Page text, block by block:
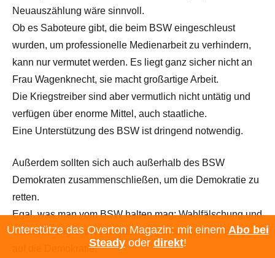
Neuauszählung wäre sinnvoll.
Ob es Saboteure gibt, die beim BSW eingeschleust
wurden, um professionelle Medienarbeit zu verhindern,
kann nur vermutet werden. Es liegt ganz sicher nicht an
Frau Wagenknecht, sie macht großartige Arbeit.
Die Kriegstreiber sind aber vermutlich nicht untätig und
verfügen über enorme Mittel, auch staatliche.
Eine Unterstützung des BSW ist dringend notwendig.
Außerdem sollten sich auch außerhalb des BSW
Demokraten zusammenschließen, um die Demokratie zu
retten.
Egal, was man vom BSW halten mag: Wahlfälschung und
Verhinderung der Neuauszählung sind frontale Angriffe
auf die Demokratie.
Unterstütze das Overton Magazin: mit einem Abo bei
Steadyoder direkt!